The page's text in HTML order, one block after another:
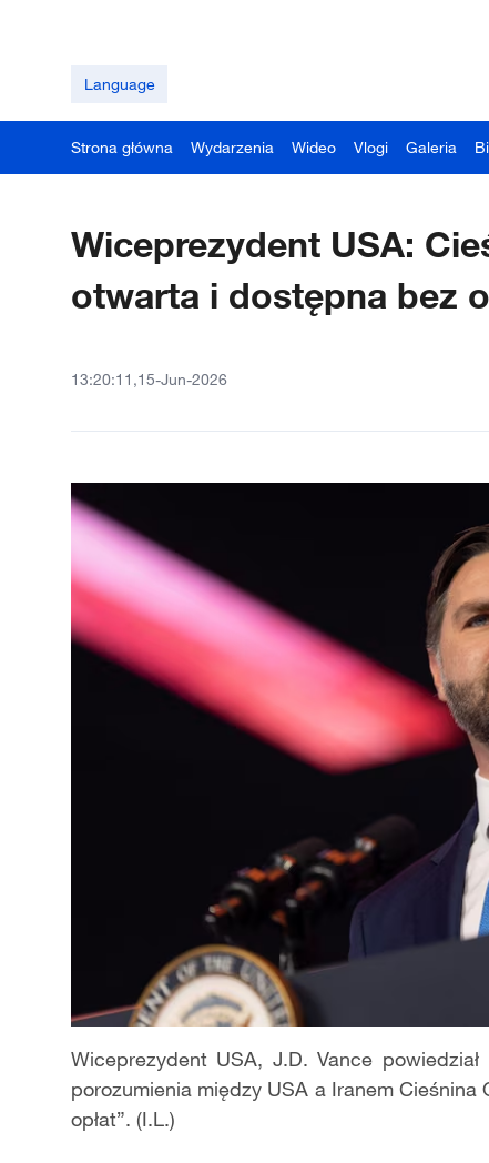
Language
Strona główna Wydarzenia Wideo Vlogi Galeria
Wiceprezydent USA:
otwarta i dostępna bez
13:20:11,15-Jun-2026
Wiceprezydent USA, J.D. Vance
porozumienia między USA a Iranem
opłat”. (I.L.)